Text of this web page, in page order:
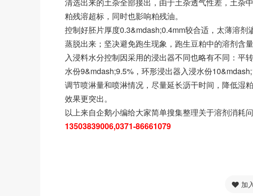
粕残溶超标，同时也影响粕残油。
控制好胚片厚度0.3&mdash;0.4mm较合适，太薄溶
蒸脱出来；坚决避免跑生现象，跑生豆粕中的溶剂含量
入浸料水分控制因采用的浸出器不同也略有不同：平
水份9&mdash;9.5%，环形浸出器入浸水份
调节喷淋量和喷淋情况，尽量延长沥干时间，降低湿
效果更突出。
以上来自企鹅小编给大家简单搜集整理关于溶剂消耗
13503839006,0371-86661079
加